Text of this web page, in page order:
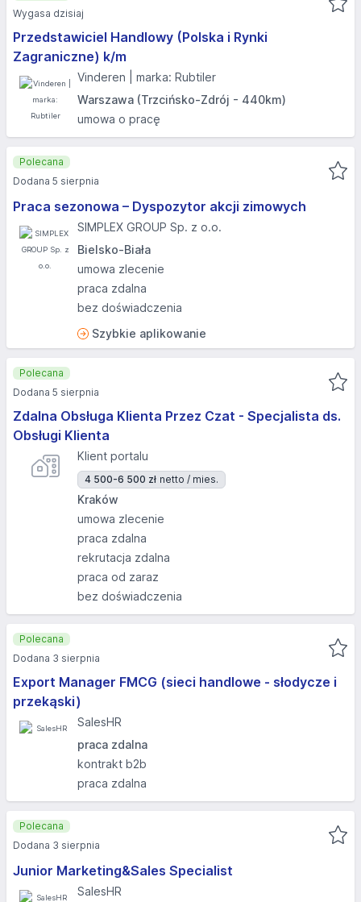
Przedstawiciel Handlowy (Polska i Rynki
Zagraniczne) k/m
Vinderen | marka: Rubtiler
Warszawa (Trzcińsko-Zdrój - 440km)
umowa o pracę
Wygasa dzisiaj
Praca sezonowa – Dyspozytor akcji zimowych
SIMPLEX GROUP Sp. z o.o.
Bielsko-Biała
umowa zlecenie
praca zdalna
bez doświadczenia
Szybkie aplikowanie
Polecana
Dodana 5 sierpnia
Zdalna Obsługa Klienta Przez Czat - Specjalista ds.
Obsługi Klienta
Klient portalu
4 500-6 500 zł netto / mies.
Kraków
umowa zlecenie
praca zdalna
rekrutacja zdalna
praca od zaraz
bez doświadczenia
Polecana
Dodana 5 sierpnia
Export Manager FMCG (sieci handlowe - słodycze i
przekąski)
SalesHR
praca zdalna
kontrakt b2b
praca zdalna
Polecana
Dodana 3 sierpnia
Junior Marketing&Sales Specialist
SalesHR
Polecana
Dodana 3 sierpnia